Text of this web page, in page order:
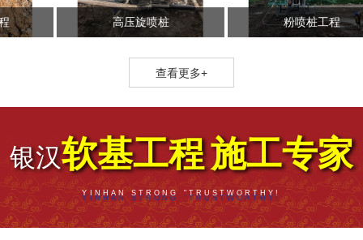
高压旋喷桩 粉喷桩工程
查看更多+
银汉软基工程施工专家
YINHAN STRONG "TRUSTWORTHY!